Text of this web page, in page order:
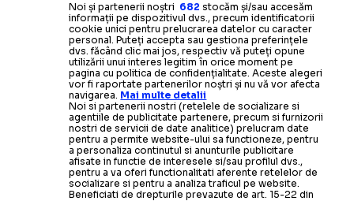
Noi și partenerii noștri 682 stocăm și/sau accesăm
informații pe dispozitivul dvs., precum identificatorii
cookie unici pentru prelucrarea datelor cu caracter
personal. Puteți accepta sau gestiona preferințele
dvs. făcând clic mai jos, respectiv vă puteți opune
utilizării unui interes legitim în orice moment pe
pagina cu politica de confidențialitate. Aceste alegeri
vor fi raportate partenerilor noștri și nu vă vor afecta
navigarea. Mai multe detalii
Noi si partenerii nostri (retelele de socializare si
agentiile de publicitate partenere, precum si furnizorii
nostri de servicii de date analitice) prelucram date
pentru a permite website-ului sa functioneze, pentru
a personaliza continutul si anunturile publicitare
afisate in functie de interesele si/sau profilul dvs.,
pentru a va oferi functionalitati aferente retelelor de
socializare si pentru a analiza traficul pe website.
Beneficiati de drepturile prevazute de art. 15-22 din